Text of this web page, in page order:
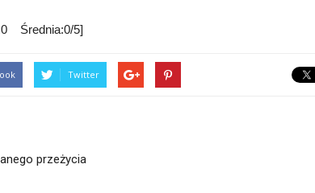
Średnia:0/5]
Twitter
przeżycia